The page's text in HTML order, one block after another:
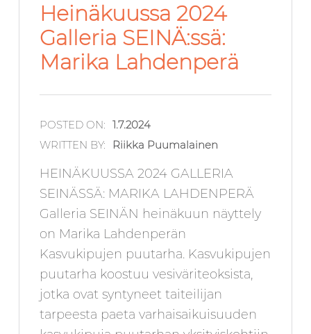
Heinäkuussa 2024
Galleria SEINÄ:ssä:
Marika Lahdenperä
POSTED ON:
1.7.2024
WRITTEN BY:
Riikka Puumalainen
HEINÄKUUSSA 2024 GALLERIA
SEINÄSSÄ: MARIKA LAHDENPERÄ
Galleria SEINÄN heinäkuun näyttely
on Marika Lahdenperän
Kasvukipujen puutarha. Kasvukipujen
puutarha koostuu vesiväriteoksista,
jotka ovat syntyneet taiteilijan
tarpeesta paeta varhaisaikuisuuden